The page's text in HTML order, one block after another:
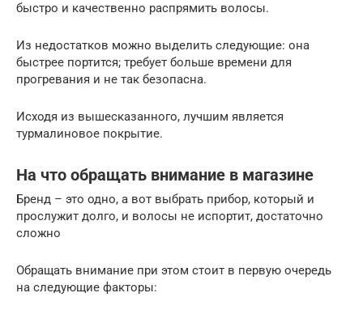
быстро и качественно распрямить волосы.
Из недостатков можно выделить следующие: она
быстрее портится; требует больше времени для
прогревания и не так безопасна.
Исходя из вышесказанного, лучшим является
турмалиновое покрытие.
На что обращать внимание в магазине
Бренд – это одно, а вот выбрать прибор, который и
прослужит долго, и волосы не испортит, достаточно
сложно
Обращать внимание при этом стоит в первую очередь
на следующие факторы: